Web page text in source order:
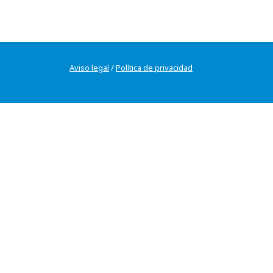
Aviso legal /Política de privacidad